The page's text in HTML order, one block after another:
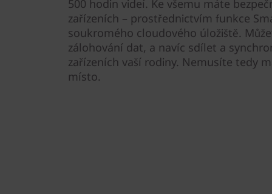
500 hodin videí. Ke všemu máte
zařízeních – prostřednictvím funkce
soukromého cloudového úložiště.
zálohování dat, a navíc sdílet a
zařízeních vaší rodiny. Nemusíte tedy
místo.